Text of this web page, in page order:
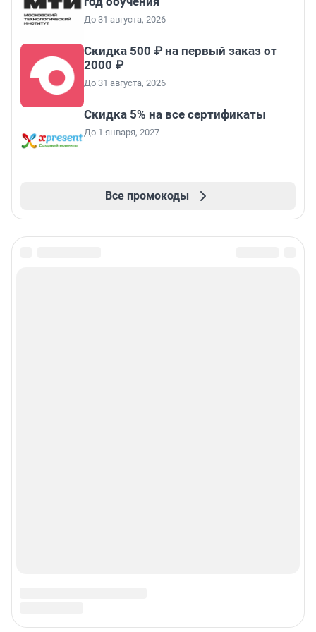
До 31 августа, 2026
Скидка 500 ₽ на первый заказ от
2000 ₽
До 31 августа, 2026
Скидка 5% на все сертификаты
До 1 января, 2027
Все промокоды